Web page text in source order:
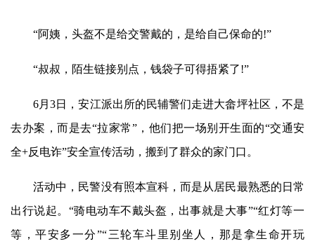
“阿姨，头盔不是给交警戴的，是给自己保命的!”
“叔叔，陌生链接别点，钱袋子可得捂紧了!”
6月3日，安江派出所的民辅警们走进大畲坪社区，不是
去办案，而是去“拉家常”，他们把一场别开生面的“交通安
全+反电诈”安全宣传活动，搬到了群众的家门口。
活动中，民警没有照本宣科，而是从居民最熟悉的日常
出行说起。“骑电动车不戴头盔，出事就是大事”“红灯等一
等，平安多一分”“三轮车斗里别坐人，那是拿生命开玩